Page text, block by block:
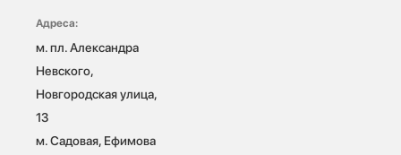
Адреса:
м. пл. Александра
Невского,
Новгородская улица,
13
м. Садовая, Ефимова